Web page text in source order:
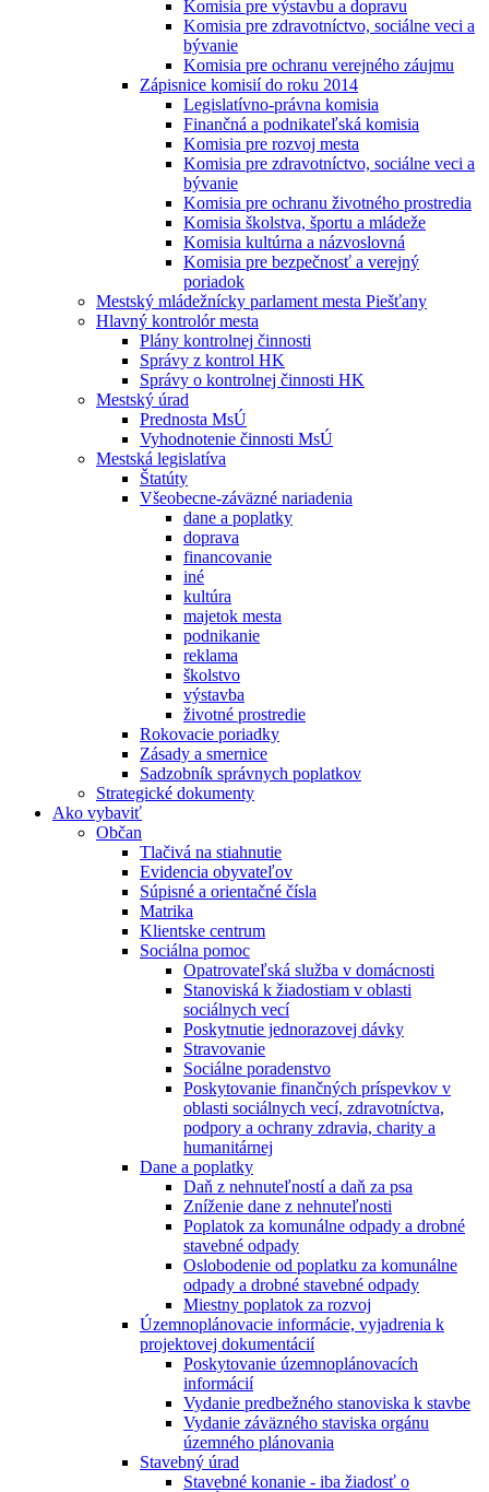
Komisia pre výstavbu a dopravu
Komisia pre zdravotníctvo, sociálne veci a
bývanie
Komisia pre ochranu verejného záujmu
Zápisnice komisií do roku 2014
Legislatívno-právna komisia
Finančná a podnikateľská komisia
Komisia pre rozvoj mesta
Komisia pre zdravotníctvo, sociálne veci a
bývanie
Komisia pre ochranu životného prostredia
Komisia školstva, športu a mládeže
Komisia kultúrna a názvoslovná
Komisia pre bezpečnosť a verejný
poriadok
Mestský mládežnícky parlament mesta Piešťany
Hlavný kontrolór mesta
Plány kontrolnej činnosti
Správy z kontrol HK
Správy o kontrolnej činnosti HK
Mestský úrad
Prednosta MsÚ
Vyhodnotenie činnosti MsÚ
Mestská legislatíva
Štatúty
Všeobecne-záväzné nariadenia
dane a poplatky
doprava
financovanie
iné
kultúra
majetok mesta
podnikanie
reklama
školstvo
výstavba
životné prostredie
Rokovacie poriadky
Zásady a smernice
Sadzobník správnych poplatkov
Strategické dokumenty
Ako vybaviť
Občan
Tlačivá na stiahnutie
Evidencia obyvateľov
Súpisné a orientačné čísla
Matrika
Klientske centrum
Sociálna pomoc
Opatrovateľská služba v domácnosti
Stanoviská k žiadostiam v oblasti
sociálnych vecí
Poskytnutie jednorazovej dávky
Stravovanie
Sociálne poradenstvo
Poskytovanie finančných príspevkov v
oblasti sociálnych vecí, zdravotníctva,
podpory a ochrany zdravia, charity a
humanitárnej
Dane a poplatky
Daň z nehnuteľností a daň za psa
Zníženie dane z nehnuteľnosti
Poplatok za komunálne odpady a drobné
stavebné odpady
Oslobodenie od poplatku za komunálne
odpady a drobné stavebné odpady
Miestny poplatok za rozvoj
Územnoplánovacie informácie, vyjadrenia k
projektovej dokumentácií
Poskytovanie územnoplánovacích
informácií
Vydanie predbežného stanoviska k stavbe
Vydanie záväzného staviska orgánu
územného plánovania
Stavebný úrad
Stavebné konanie - iba žiadosť o